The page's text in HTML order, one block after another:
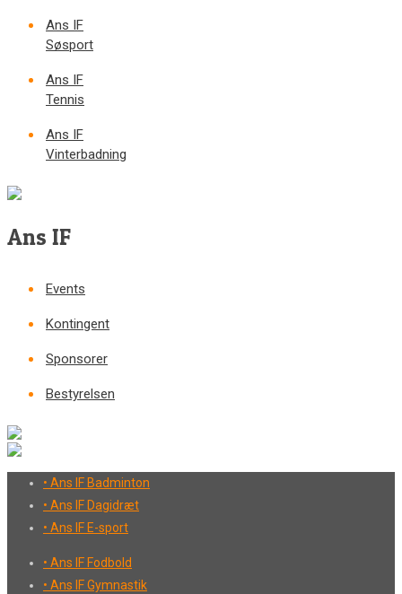
Ans IF
Søsport
Ans IF
Tennis
Ans IF
Vinterbadning
Ans IF
Events
Kontingent
Sponsorer
Bestyrelsen
• Ans IF Badminton
• Ans IF Dagidræt
• Ans IF E-sport
• Ans IF Fodbold
• Ans IF Gymnastik